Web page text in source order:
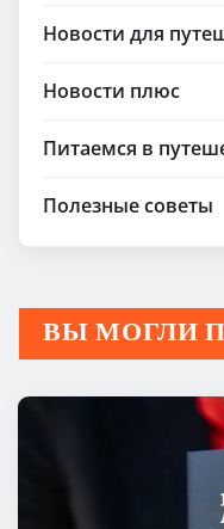
Новости для
Новости плюс
Питаемся в
Полезные советы
ВЫ МОГЛИ